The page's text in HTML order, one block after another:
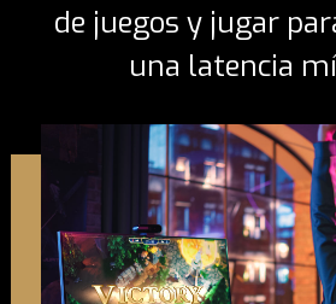
de juegos y jugar
una latencia